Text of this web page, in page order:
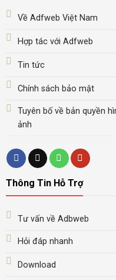
Về Adfweb Việt Nam
Hợp tác với Adfweb
Tin tức
Chính sách bảo mật
Tuyên bố về bản quyền
ảnh
Thông Tin Hỗ Trợ
Tư vấn về Adbweb
Hỏi đáp nhanh
Download